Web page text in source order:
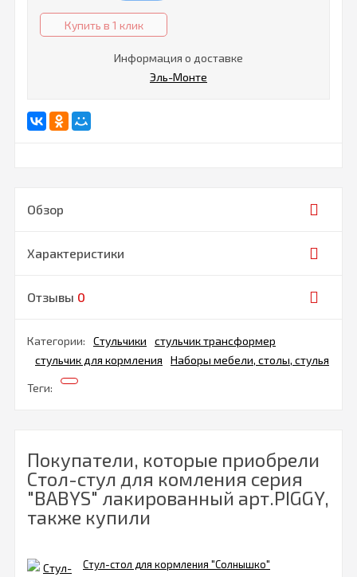
Купить в 1 клик
Информация о доставке
Эль-Монте
Обзор
Характеристики
Отзывы 0
Категории: Стульчики
стульчик трансформер
стульчик для кормления
Наборы мебели, столы, стулья
Теги:
Покупатели, которые приобрели
Стол-стул для комления серия
"BABYS" лакированный арт.PIGGY,
также купили
Стул-стол для кормления "Солнышко"